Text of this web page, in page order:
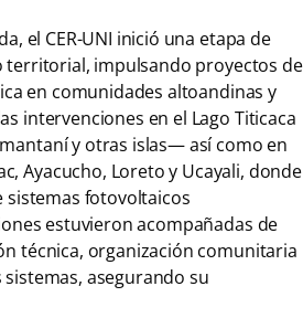
el CER-UNI inició una etapa de
territorial, impulsando proyectos de
en comunidades altoandinas y
intervenciones en el Lago Titicaca
y otras islas— así como en
Ayacucho, Loreto y Ucayali, donde
sistemas fotovoltaicos
estuvieron acompañadas de
técnica, organización comunitaria
asegurando su